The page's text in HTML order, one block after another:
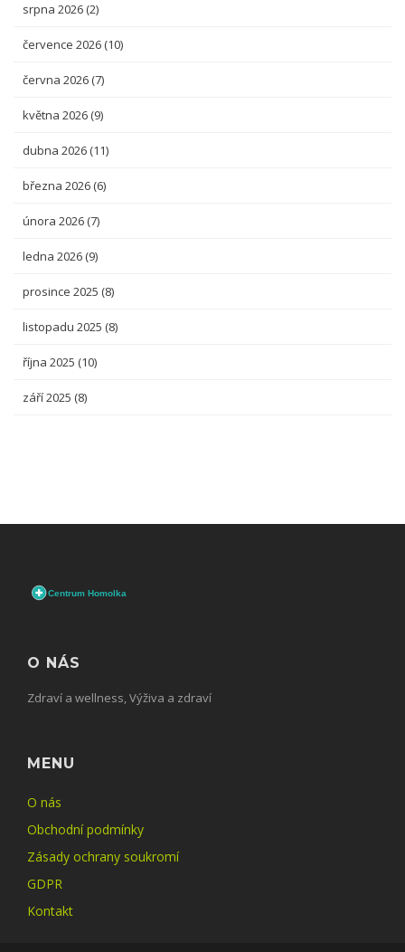
srpna 2026 (2)
července 2026 (10)
června 2026 (7)
května 2026 (9)
dubna 2026 (11)
března 2026 (6)
února 2026 (7)
ledna 2026 (9)
prosince 2025 (8)
listopadu 2025 (8)
října 2025 (10)
září 2025 (8)
O NÁS
Zdraví a wellness, Výživa a zdraví
MENU
O nás
Obchodní podmínky
Zásady ochrany soukromí
GDPR
Kontakt